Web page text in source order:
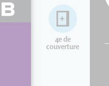
4e de
couverture